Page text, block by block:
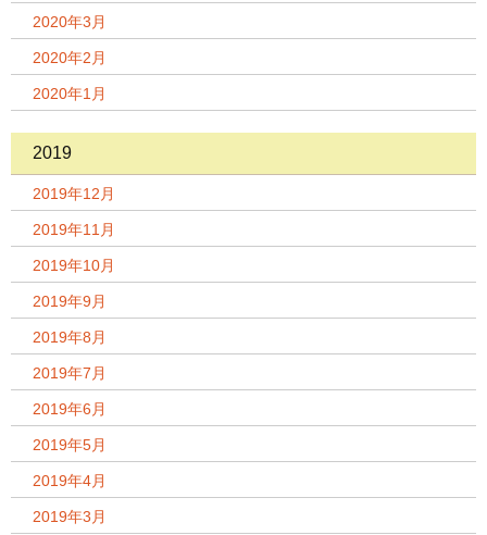
2020年3月
2020年2月
2020年1月
2019
2019年12月
2019年11月
2019年10月
2019年9月
2019年8月
2019年7月
2019年6月
2019年5月
2019年4月
2019年3月